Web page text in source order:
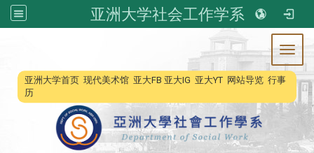
亚洲大学社会工作学系
::: 亚洲大学首页 现代美术馆 亚大FB 亚大IG 亚大YT 网站导览 行事
历